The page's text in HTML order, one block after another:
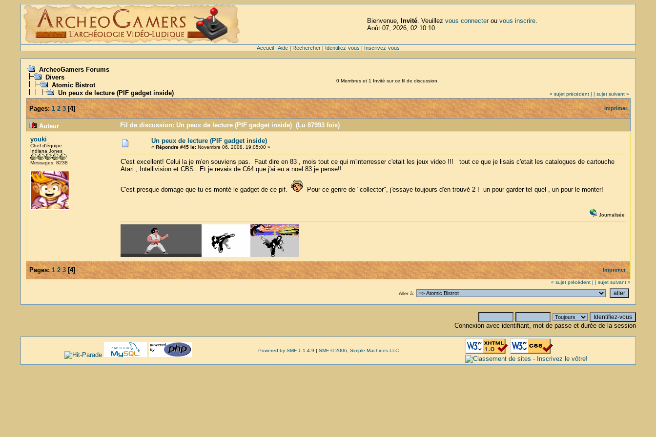
Bienvenue, Invité. Veuillez vous connecterou vous inscrire.
Août 07, 2026, 02:10:10
Accueil| Aide| Rechercher| Identifiez-vous | Inscrivez-vous
ArcheoGamers Forums
Divers
Atomic Bistrot
Un peux de lecture (PIF gadget inside)
0 Membres et 1 Invité sur ce fil de discussion.
« sujet précédent | | sujet suivant »
Pages: 1 2 3[4] Imprimer
Auteur
Fil de discussion: Un peux de lecture (PIF gadget inside) (Lu 87993 fois)
youki
Chef d'équipe.
Indiana Jones
Messages: 8238
Un peux de lecture (PIF gadget inside)
« Répondre #45 le:Novembre 06, 2008, 19:05:00 »
C'est excellent! Celui la je m'en souviens pas. Faut dire en 83 , mois tout ce qui m'interresser c'etait les jeux video !!! tout ce que je lisais c'etait les catalogues de cartouche
Atari , Intellivision et CBS. Et je revais de C64 que j'ai eu a noel 83 je pense!!
C'est presque domage que tu es monté le gadget de ce pif. Pour ce genre de "collector", j'essaye toujours d'en trouvé 2 ! un pour garder tel quel , un pour le monter!
Journalisée
Pages: 1 2 3[4] Imprimer
« sujet précédent | | sujet suivant »
Aller à:
Connexion avec identifiant, mot de passe et durée de la session
Powered by SMF 1.1.4.9 | SMF © 2006, Simple Machines LLC